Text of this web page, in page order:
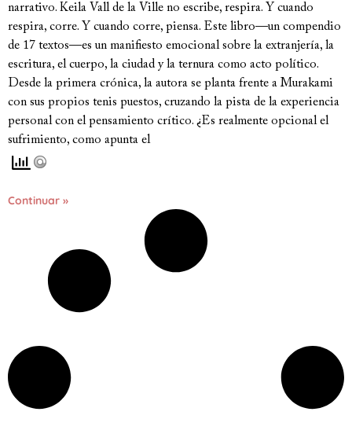
narrativo. Keila Vall de la Ville no escribe, respira. Y cuando
respira, corre. Y cuando corre, piensa. Este libro—un compendio
de 17 textos—es un manifiesto emocional sobre la extranjería, la
escritura, el cuerpo, la ciudad y la ternura como acto político.
Desde la primera crónica, la autora se planta frente a Murakami
con sus propios tenis puestos, cruzando la pista de la experiencia
personal con el pensamiento crítico. ¿Es realmente opcional el
sufrimiento, como apunta el
Continuar »